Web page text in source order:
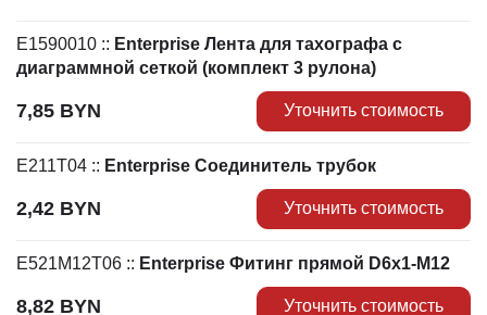
E1590010 :: Enterprise Лента для тахографа с
диаграммной сеткой (комплект 3 рулона)
7,85 BYN Уточнить стоимость
E211T04 :: Enterprise Соединитель трубок
2,42 BYN Уточнить стоимость
E521M12T06 :: Enterprise Фитинг прямой D6x1-M12
8,82 BYN Уточнить стоимость